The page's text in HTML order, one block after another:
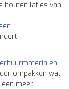
houten latjes van
ompakken wat
een meer